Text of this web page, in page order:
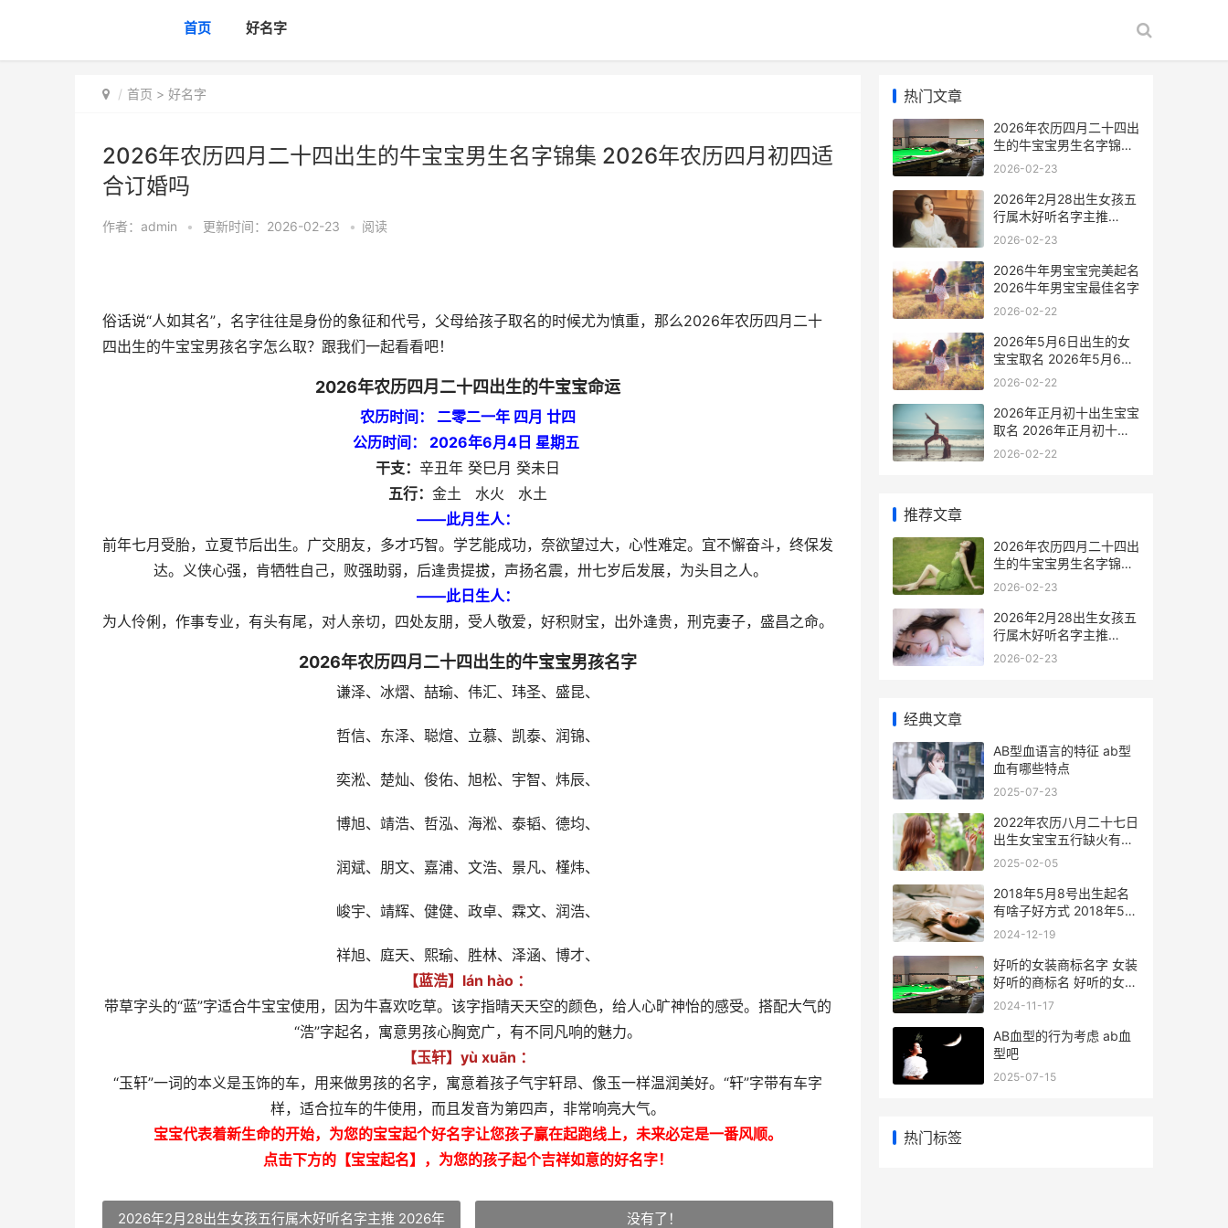
首页 好名字
首页 > 好名字
2026年农历四月二十四出生的牛宝宝男生名字锦集 2026年农历四月初四适
合订婚吗
作者： admin • 更新时间：2026-02-23 • 阅读
俗话说“人如其名”，名字往往是身份的象征和代号，父母给孩子取名的时候尤为慎重，那么2026年农历四月二十
四出生的牛宝宝男孩名字怎么取？跟我们一起看看吧！
2026年农历四月二十四出生的牛宝宝命运
农历时间： 二零二一年 四月 廿四
公历时间： 2026年6月4日 星期五
干支： 辛丑年 癸巳月 癸未日
五行： 金土 水火 水土
——此月生人：
前年七月受胎，立夏节后出生。广交朋友，多才巧智。学艺能成功，奈欲望过大，心性难定。宜不懈奋斗，终保发
达。义侠心强，肯牺牲自己，败强助弱，后逢贵提拔，声扬名震，卅七岁后发展，为头目之人。
——此日生人：
为人伶俐，作事专业，有头有尾，对人亲切，四处友朋，受人敬爱，好积财宝，出外逢贵，刑克妻子，盛昌之命。
2026年农历四月二十四出生的牛宝宝男孩名字
谦泽、冰熠、喆瑜、伟汇、玮圣、盛昆、
哲信、东泽、聪煊、立慕、凯泰、润锦、
奕淞、楚灿、俊佑、旭松、宇智、炜辰、
博旭、靖浩、哲泓、海淞、泰韬、德均、
润斌、朋文、嘉浦、文浩、景凡、槿炜、
峻宇、靖辉、健健、政卓、霖文、润浩、
祥旭、庭天、熙瑜、胜林、泽涵、博才、
【蓝浩】lán hào ：
带草字头的“蓝”字适合牛宝宝使用，因为牛喜欢吃草。该字指晴天天空的颜色，给人心旷神怡的感受。搭配大气的
“浩”字起名，寓意男孩心胸宽广，有不同凡响的魅力。
【玉轩】yù xuān ：
“玉轩”一词的本义是玉饰的车，用来做男孩的名字，寓意着孩子气宇轩昂、像玉一样温润美好。“轩”字带有车字
样，适合拉车的牛使用，而且发音为第四声，非常响亮大气。
宝宝代表着新生命的开始，为您的宝宝起个好名字让您孩子赢在起跑线上，未来必定是一番风顺。
点击下方的【宝宝起名】，为您的孩子起个吉祥如意的好名字！
2026年2月28出生女孩五行属木好听名字主推 2026年 没有了！
热门文章
2026年农历四月二十四出
生的牛宝宝男生名字锦集
2026年农历四月初四适合
2026-02-23
2026年2月28出生女孩五
行属木好听名字主推
2026年2月28日出生的是
2026-02-23
2026牛年男宝宝完美起名
2026牛年男宝宝最佳名字
2026-02-22
2026年5月6日出生的女
宝宝取名 2026年5月6日
出生的宝宝五行
2026-02-22
2026年正月初十出生宝宝
取名 2026年正月初十开
工短语
2026-02-22
推荐文章
2026年农历四月二十四出
生的牛宝宝男生名字锦集
2026年农历四月初四适合
2026-02-23
2026年2月28出生女孩五
行属木好听名字主推
2026年2月28日出生的是
2026-02-23
经典文章
AB型血语言的特征 ab型
血有哪些特点
2025-07-23
2022年农历八月二十七日
出生女宝宝五行缺火有才
气名字 2022年农历八月
2025-02-05
2018年5月8号出生起名
有啥子好方式 2018年5月
8号出生马姓女孩缺木有
2024-12-19
好听的女装商标名字 女装
好听的商标名 好听的女装
商标名字大全
2024-11-17
AB血型的行为考虑 ab血
型吧
2025-07-15
热门标签